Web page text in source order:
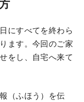
にすべてを終わら
ます。今回のご家
をし、自宅へ来て
（ふほう）を伝